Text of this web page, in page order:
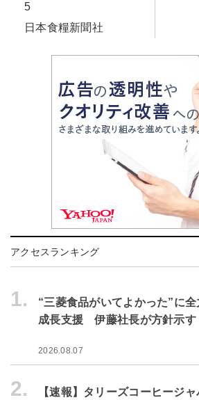
5
日本食糧新聞社
アクセスランキング
1.
“三菱食品がいてよかった”に
成長支援 伊藤社長が方針示す
2026.08.07
2. 【速報】タリーズコーヒージ